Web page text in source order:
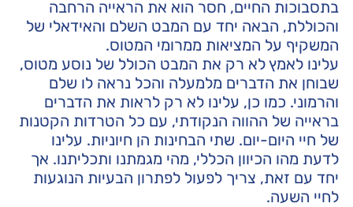
בתסבוכות החיים, חסר הוא את הראייה הרחבה
והכוללת, הבאה יחד עם המבט השלם והאידאלי של
המשקיף על המציאות ממרומי המטוס.
עלינו לאמץ לא רק את המבט הכולל של נוסע מטוס,
שבוחן את הדברים מלמעלה והכל נראה לו שלם
והרמוני. כמו כן, עלינו לא רק לראות את הדברים
בראייה של ההווה הנקודתי, עם כל הטרדות הקטנות
של חיי היום-יום. שתי הבחינות הן חיוניות. עלינו
לדעת מהו הכיוון הכללי, מהי מגמתנו ותכליתנו. אך
יחד עם זאת, צריך לפעול לפתרון הבעיות הנוגעות
לחיי השעה.